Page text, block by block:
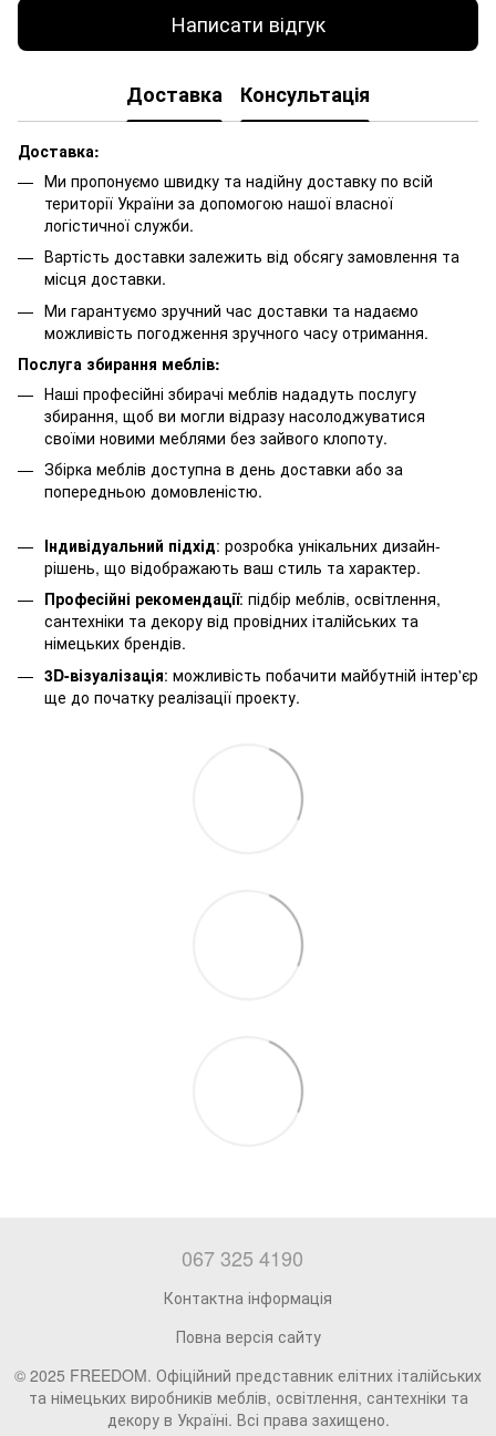
Написати відгук
Доставка Консультація
Доставка:
Ми пропонуємо швидку та надійну доставку по всій
території України за допомогою нашої власної
логістичної служби.
Вартість доставки залежить від обсягу замовлення та
місця доставки.
Ми гарантуємо зручний час доставки та надаємо
можливість погодження зручного часу отримання.
Послуга збирання меблів:
Наші професійні збирачі меблів нададуть послугу
збирання, щоб ви могли відразу насолоджуватися
своїми новими меблями без зайвого клопоту.
Збірка меблів доступна в день доставки або за
попередньою домовленістю.
Індивідуальний підхід: розробка унікальних дизайн-
рішень, що відображають ваш стиль та характер.
Професійні рекомендації: підбір меблів, освітлення,
сантехніки та декору від провідних італійських та
німецьких брендів.
3D-візуалізація: можливість побачити майбутній інтер'єр
ще до початку реалізації проекту.
067 325 4190
Контактна інформація
Повна версія сайту
© 2025 FREEDOM. Офіційний представник елітних італійських
та німецьких виробників меблів, освітлення, сантехніки та
декору в Україні. Всі права захищено.